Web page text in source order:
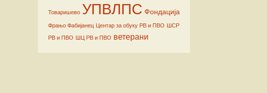
Товаришево УПВЛПС Фондација
Фрањо Фабијанец Центар за обуку РВ и ПВО ШСР
РВ и ПВО ШЦ РВ и ПВО ветерани